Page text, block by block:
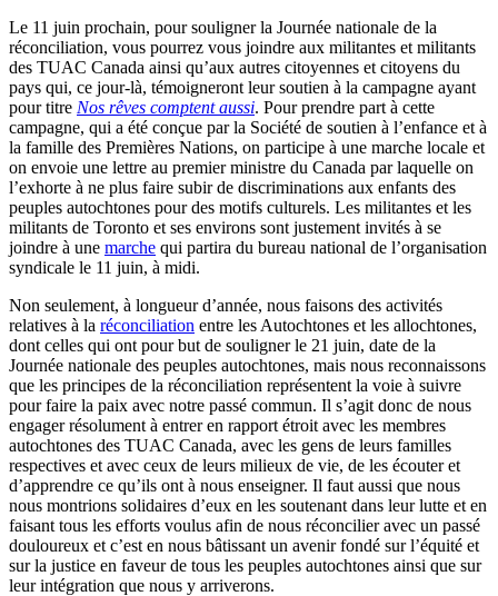
Le 11 juin prochain, pour souligner la Journée nationale de la
réconciliation, vous pourrez vous joindre aux militantes et militants
des TUAC Canada ainsi qu’aux autres citoyennes et citoyens du
pays qui, ce jour-là, témoigneront leur soutien à la campagne ayant
pour titre Nos rêves comptent aussi. Pour prendre part à cette
campagne, qui a été conçue par la Société de soutien à l’enfance et à
la famille des Premières Nations, on participe à une marche locale et
on envoie une lettre au premier ministre du Canada par laquelle on
l’exhorte à ne plus faire subir de discriminations aux enfants des
peuples autochtones pour des motifs culturels. Les militantes et les
militants de Toronto et ses environs sont justement invités à se
joindre à une marche qui partira du bureau national de l’organisation
syndicale le 11 juin, à midi.
Non seulement, à longueur d’année, nous faisons des activités
relatives à la réconciliation entre les Autochtones et les allochtones,
dont celles qui ont pour but de souligner le 21 juin, date de la
Journée nationale des peuples autochtones, mais nous reconnaissons
que les principes de la réconciliation représentent la voie à suivre
pour faire la paix avec notre passé commun. Il s’agit donc de nous
engager résolument à entrer en rapport étroit avec les membres
autochtones des TUAC Canada, avec les gens de leurs familles
respectives et avec ceux de leurs milieux de vie, de les écouter et
d’apprendre ce qu’ils ont à nous enseigner. Il faut aussi que nous
nous montrions solidaires d’eux en les soutenant dans leur lutte et en
faisant tous les efforts voulus afin de nous réconcilier avec un passé
douloureux et c’est en nous bâtissant un avenir fondé sur l’équité et
sur la justice en faveur de tous les peuples autochtones ainsi que sur
leur intégration que nous y arriverons.